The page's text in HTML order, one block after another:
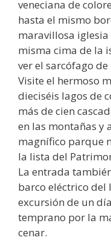
veneciana de
hasta el mismo
maravillosa iglesia
misma cima de la
ver el sarcófago
Visite el hermoso
dieciséis lagos de
más de cien
en las montañas y
magnífico parque
la lista del
La entrada
barco eléctrico del
excursión de un
temprano por la
cenar.